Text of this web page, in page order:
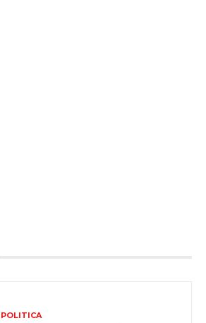
POLITICA